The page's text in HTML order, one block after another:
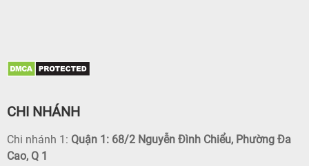
CHI NHÁNH
Chi nhánh 1: Quận 1: 68/2 Nguyễn Đình Chiểu, Phường Đa
Cao, Q 1